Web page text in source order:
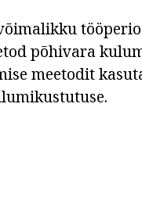
põhivara
meetodit